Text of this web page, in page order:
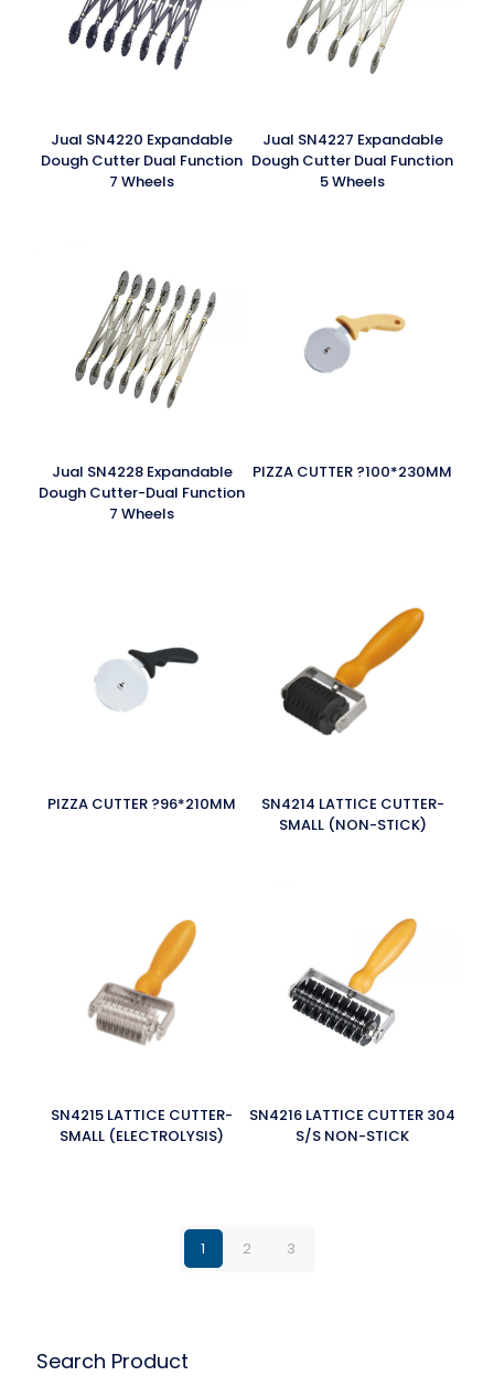
Jual SN4220 Expandable
Dough Cutter Dual Function
7 Wheels
Jual SN4227 Expandable
Dough Cutter Dual Function
5 Wheels
Jual SN4228 Expandable
Dough Cutter-Dual Function
7 Wheels
PIZZA CUTTER ?100*230MM
PIZZA CUTTER ?96*210MM
SN4214 LATTICE CUTTER-
SMALL (NON-STICK)
SN4215 LATTICE CUTTER-
SMALL (ELECTROLYSIS)
SN4216 LATTICE CUTTER 304
S/S NON-STICK
1 2 3
Search Product